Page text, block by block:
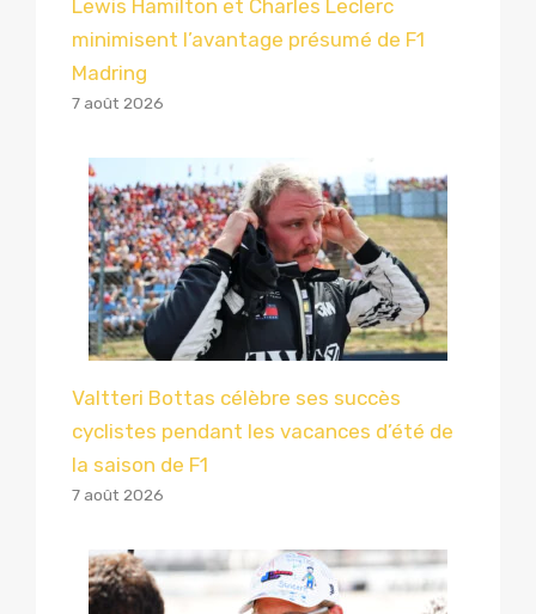
Lewis Hamilton et Charles Leclerc
minimisent l’avantage présumé de F1
Madring
7 août 2026
Valtteri Bottas célèbre ses succès
cyclistes pendant les vacances d’été de
la saison de F1
7 août 2026